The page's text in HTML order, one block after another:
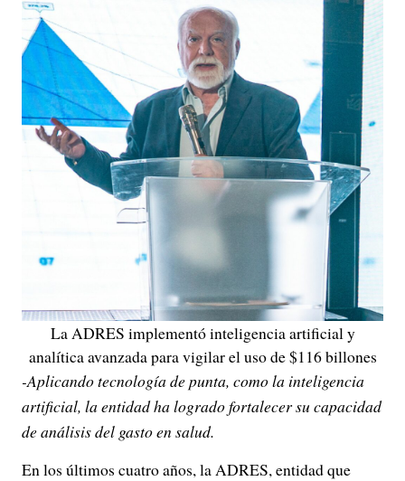
La ADRES implementó inteligencia artificial y
analítica avanzada para vigilar el uso de $116 billones
-Aplicando tecnología de punta, como la inteligencia
artificial, la entidad ha logrado fortalecer su capacidad
de análisis del gasto en salud.
En los últimos cuatro años, la ADRES, entidad que